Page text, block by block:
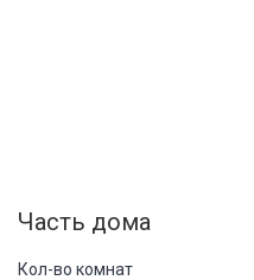
Часть дома
Кол-во комнат